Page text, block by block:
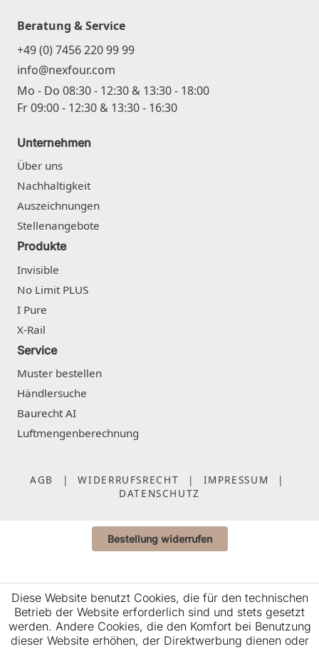
Beratung & Service
+49 (0) 7456 220 99 99
info@nexfour.com
Mo - Do 08:30 - 12:30 & 13:30 - 18:00
Fr 09:00 - 12:30 & 13:30 - 16:30
Unternehmen
Über uns
Nachhaltigkeit
Auszeichnungen
Stellenangebote
Produkte
Invisible
No Limit PLUS
I Pure
X-Rail
Service
Muster bestellen
Händlersuche
Baurecht AI
Luftmengenberechnung
AGB | WIDERRUFSRECHT | IMPRESSUM
|
DATENSCHUTZ
Bestellung widerrufen
Diese Website benutzt Cookies, die für den technischen
Betrieb der Website erforderlich sind und stets gesetzt
werden. Andere Cookies, die den Komfort bei Benutzung
dieser Website erhöhen, der Direktwerbung dienen oder